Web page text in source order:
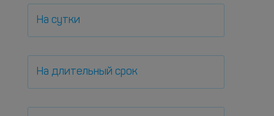
На сутки
На длительный срок